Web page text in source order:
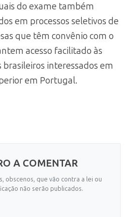
do exame também
em processos seletivos de
que têm convênio com o
acesso facilitado às
interessados em
em Portugal.
A COMENTAR
obscenos, que vão contra a lei ou
não serão publicados.